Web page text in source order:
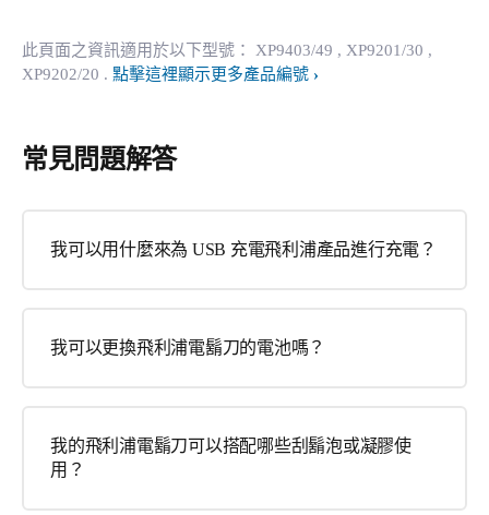
此頁面之資訊適用於以下型號： XP9403/49 , XP9201/30 ,
XP9202/20 . 點擊這裡顯示更多產品編號
常見問題解答
我可以用什麼來為 USB 充電飛利浦產品進行充電？
我可以更換飛利浦電鬍刀的電池嗎？
我的飛利浦電鬍刀可以搭配哪些刮鬍泡或凝膠使
用？